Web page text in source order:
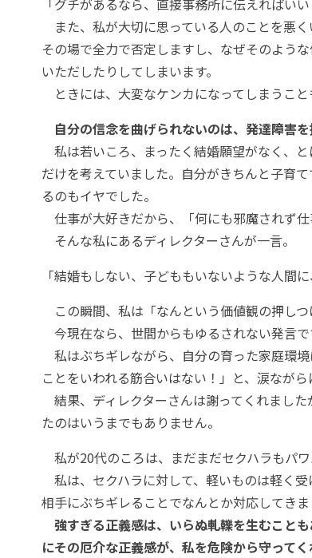
「グチがあるなら、直接事務所に伝えればい
また、私が大切に思っている人のことを悪
その場で全力で否定しますし、なぜそのよう
いただしたりしてしまいます。
ときには、大変なケンカになってしまうこと
自分の信念を曲げられないのは、発達障害を
私は若いころ、まったく結婚願望がなく、
だけを考えていました。自分がきちんと子育
るのもイヤでした。
仕事が大好きだから、「何にも邪魔されず仕
そんな私にあるディレクターさんが一言。
「結婚もしない、子どももいないような人間
この瞬間、私は「なんという価値観の押しつ
今現在なら、世間からもゆるされない発言で
私はぶちギレながら、自分の育った家庭環
ことをいわれる筋合いはない！」と、涙ながら
結果、ディレクターさんは謝ってくれまし
たのはいうまでもありません。
私が20代のころは、まだまだセクハラもパワ
私は、セクハラに対して、軽いものは軽く
相手にぶちギレることでなんとか対応してきま
強すぎる正義感は、いらぬ軋轢を生むこと
にその厄介な正義感が、私を危険から守ってく